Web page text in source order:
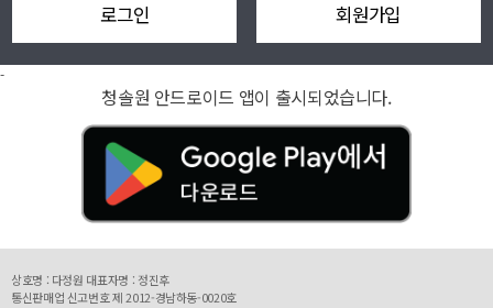
로그인 회원가입
-
청솔원 안드로이드 앱이 출시되었습니다.
상호명 : 다정원 대표자명 : 정진후
통신판매업 신고번호 제 2012-경남하동-0020호